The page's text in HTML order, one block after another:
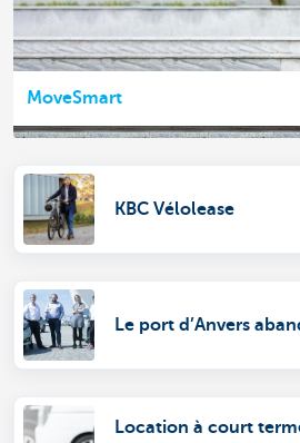
MoveSmart
KBC Vélolease
Le port d’Anvers
Location à court